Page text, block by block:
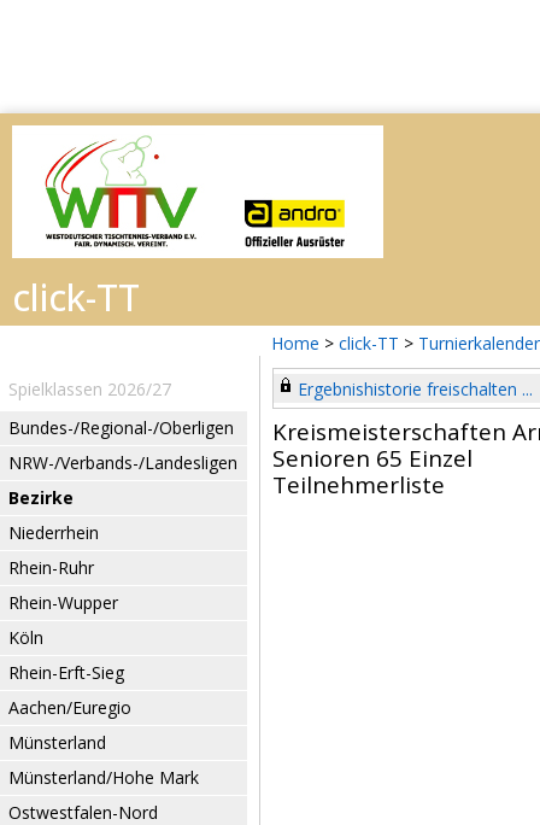
Home > click-TT > Turnierkalender
Spielklassen 2026/27
Bundes-/Regional-/Oberligen
NRW-/Verbands-/Landesligen
Bezirke
Niederrhein
Rhein-Ruhr
Rhein-Wupper
Köln
Rhein-Erft-Sieg
Aachen/Euregio
Münsterland
Münsterland/Hohe Mark
Ostwestfalen-Nord
Ergebnishistorie freischalten ...
Kreismeisterschaften
Senioren 65 Einzel
Teilnehmerliste